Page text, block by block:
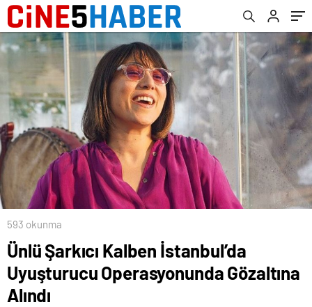
593 okunma
Ünlü Şarkıcı Kalben İstanbul’da
Uyuşturucu Operasyonunda Gözaltına
Alındı